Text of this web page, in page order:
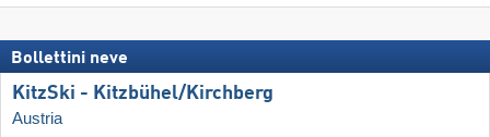
Bollettini neve
KitzSki - Kitzbühel/​Kirchberg
Austria